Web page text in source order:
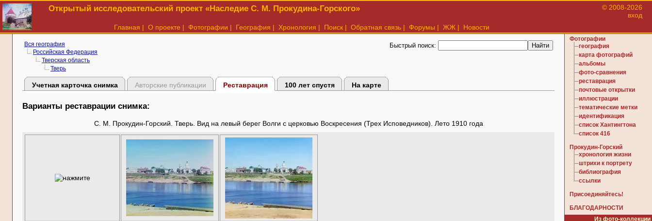
Открытый исследовательский проект «Наследие С. М. Прокудина-Горского»
© 2008-2026
вход
Главная | О проекте | Фотографии | География | Хронология | Поиск | Обратная связь | Форумы | ЖЖ | Новости
Вся география
Российская Федерация
Тверская область
Тверь
Быстрый поиск:
Учетная карточка снимка Авторские публикации Реставрация 100 лет спустя На карте
Варианты реставрации снимка:
С. М. Прокудин-Горский. Тверь. Вид на левый берег Волги с церковью Воскресения (Трех Исповедников). Лето 1910 года
Фотографии
география
карта фотографий
альбомы
фото-сравнения
реставрация
почтовые открытки
иллюстрации
тематические метки
идентификация
список Хантингтона
список 416
Прокудин-Горский
хронология жизни
штрихи к портрету
библиография
ссылки
Присоединяйтесь!
БЛАГОДАРНОСТИ
Из фото-коллекции